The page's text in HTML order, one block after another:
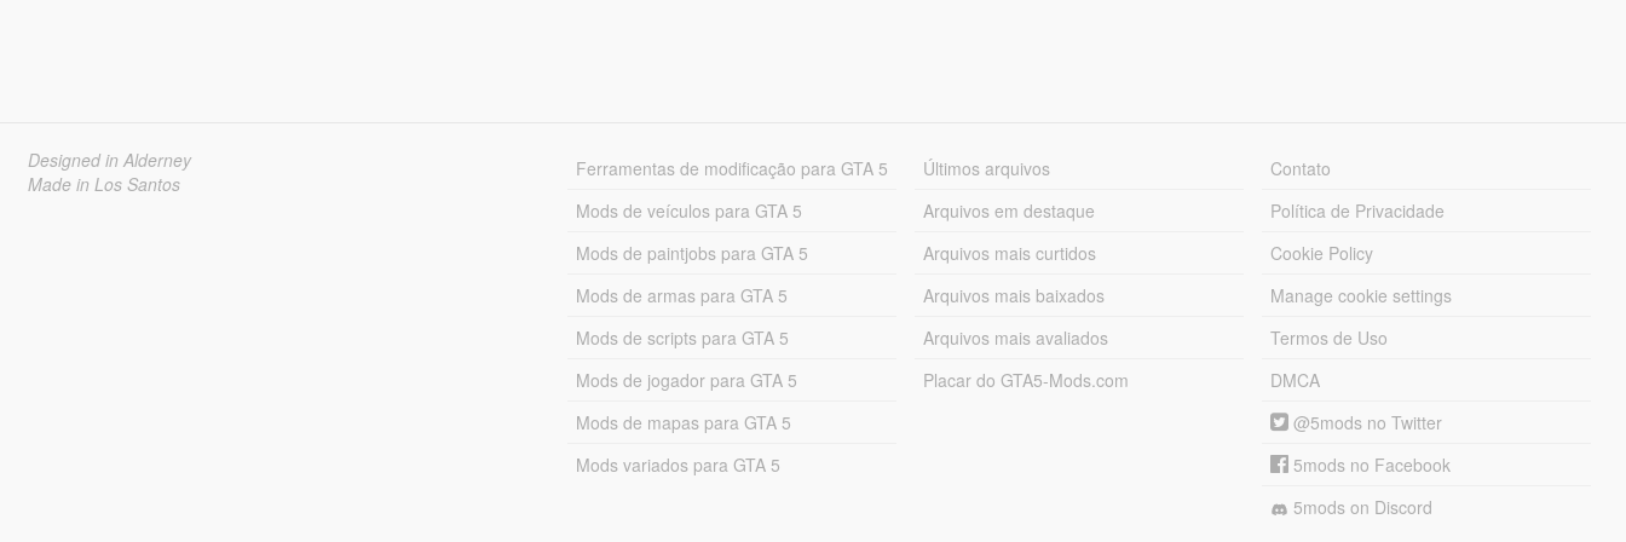
Designed in Alderney
Made in Los Santos
Ferramentas de modificação para GTA 5
Mods de veículos para GTA 5
Mods de paintjobs para GTA 5
Mods de armas para GTA 5
Mods de scripts para GTA 5
Mods de jogador para GTA 5
Mods de mapas para GTA 5
Mods variados para GTA 5
Últimos arquivos
Arquivos em destaque
Arquivos mais curtidos
Arquivos mais baixados
Arquivos mais avaliados
Placar do GTA5-Mods.com
Contato
Política de Privacidade
Cookie Policy
Manage cookie settings
Termos de Uso
DMCA
@5mods no Twitter
5mods no Facebook
5mods on Discord